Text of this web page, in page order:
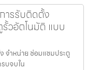
ารรับติดตั้ง
วอัตโนมัติ แบบ
จำหน่าย ซ่อมแซมประตู
บจบใน